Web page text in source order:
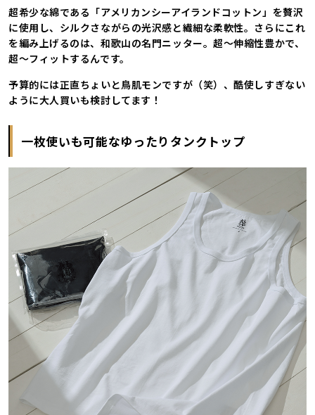
超希少な綿である「アメリカンシーアイランドコットン」を贅沢
に使用し、シルクさながらの光沢感と繊細な柔軟性。さらにこれ
を編み上げるのは、和歌山の名門ニッター。超～伸縮性豊かで、
超～フィットするんです。
予算的には正直ちょいと鳥肌モンですが（笑）、酷使しすぎない
ように大人買いも検討してます！
一枚使いも可能なゆったりタンクトップ